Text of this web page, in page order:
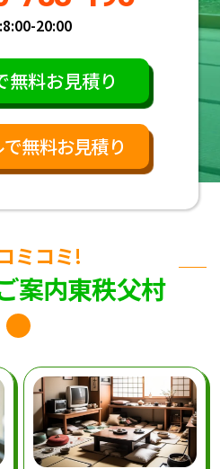
8:00-20:00
無料お見積り
無料お見積り
ミコミ!
案内東秩父村